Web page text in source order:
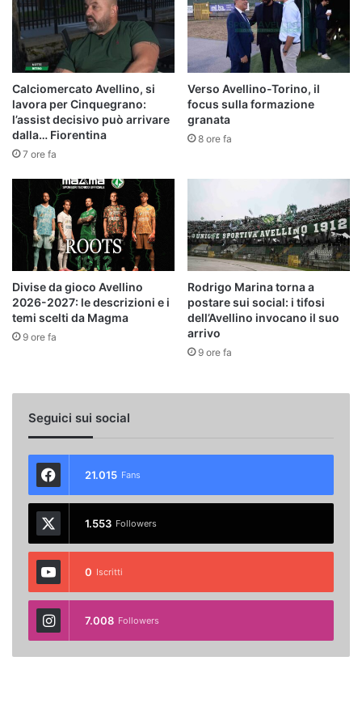
Calciomercato Avellino, si
lavora per Cinquegrano:
l’assist decisivo può arrivare
dalla… Fiorentina
7 ore fa
Verso Avellino-Torino, il
focus sulla formazione
granata
8 ore fa
Divise da gioco Avellino
2026-2027: le descrizioni e i
temi scelti da Magma
9 ore fa
Rodrigo Marina torna a
postare sui social: i tifosi
dell’Avellino invocano il suo
arrivo
9 ore fa
Seguici sui social
21.015 Fans
1.553 Followers
0 Iscritti
7.008 Followers